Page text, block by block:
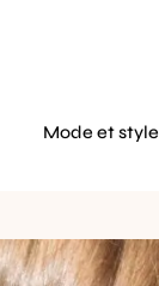
Mode et style